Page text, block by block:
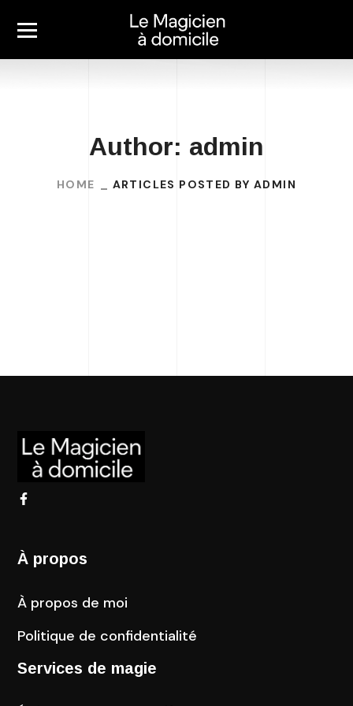
Author: admin
HOME ARTICLES POSTED BY ADMIN
À propos
À propos de moi
Politique de confidentialité
Services de magie